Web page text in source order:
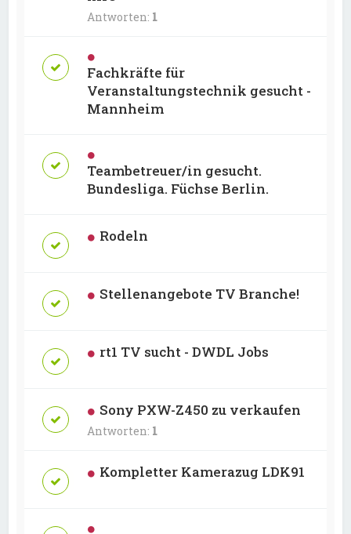
Antworten: 1
Fachkräfte für
Veranstaltungstechnik gesucht -
Mannheim
Teambetreuer/in gesucht.
Bundesliga. Füchse Berlin.
Rodeln
Stellenangebote TV Branche!
rt1 TV sucht - DWDL Jobs
Sony PXW-Z450 zu verkaufen
Antworten: 1
Kompletter Kamerazug LDK91